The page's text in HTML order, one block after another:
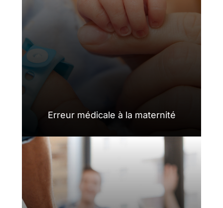
Erreur médicale à la maternité